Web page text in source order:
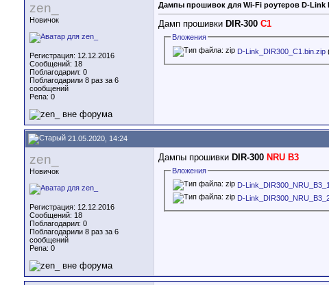
zen_
Новичок
Регистрация: 12.12.2016
Сообщений: 18
Поблагодарил: 0
Поблагодарили 8 раз за 6
сообщений
Репа: 0
Дампы прошивок для Wi-Fi роутеров D-Link
Дамп прошивки DIR-300 C1
Вложения
D-Link_DIR300_C1.bin.zip
21.05.2020, 14:24
zen_
Новичок
Регистрация: 12.12.2016
Сообщений: 18
Поблагодарил: 0
Поблагодарили 8 раз за 6
сообщений
Репа: 0
Дампы прошивки DIR-300 NRU B3
Вложения
D-
D-